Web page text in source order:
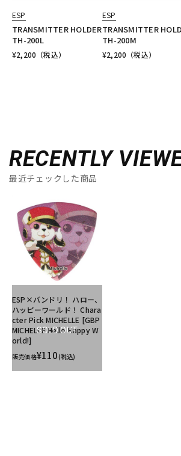
ESP
TRANSMITTER HOLDER
TH-200L
¥2,200 （税込）
ESP
TRANSMITTER
TH-200M
¥2,200 （税込）
RECENTLY
最近チェックした商品
SOLD OUT
ESP×バンドリ！ ハロー、
ハッピーワールド！ Chara
cter Pick MICHELLE [GBP
MICHELLE Hello Happy W
orld!]
販売価格¥110(税込)